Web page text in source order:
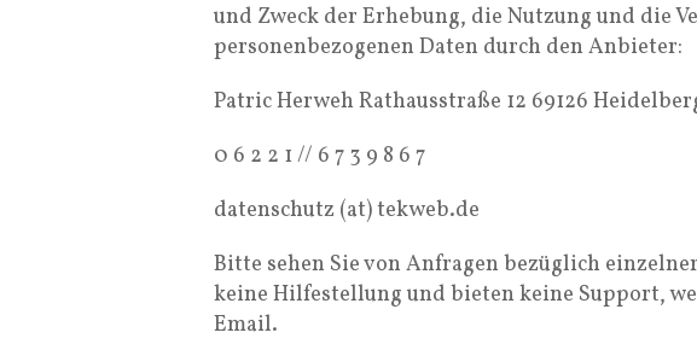
und Zweck der Erhebung, die Nutzung und die
personenbezogenen Daten durch den Anbieter:
Patric Herweh Rathausstraße 12 69126
0 6 2 2 1 // 6 7 3 9 8 6 7
datenschutz (at) tekweb.de
Bitte sehen Sie von Anfragen bezüglich
keine Hilfestellung und bieten keine Support,
Email.